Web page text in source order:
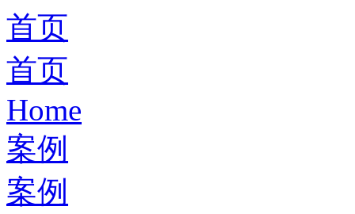
首页
首页
Home
案例
案例